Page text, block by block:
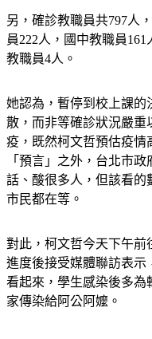
另，確診教職員共797人
員222人，國中教職員
教職員4人。
她認為，暫停到校上課的
散，而非等確診狀況嚴重
疫，既然柯文哲預估疫情
「預言」之外，台北市
話、酸很多人，但該看的
市民都在等。
對此，柯文哲今天下午前
進度後接受媒體聯訪表示
看起來，學生感染後多為
家傳染給阿公阿嬤。